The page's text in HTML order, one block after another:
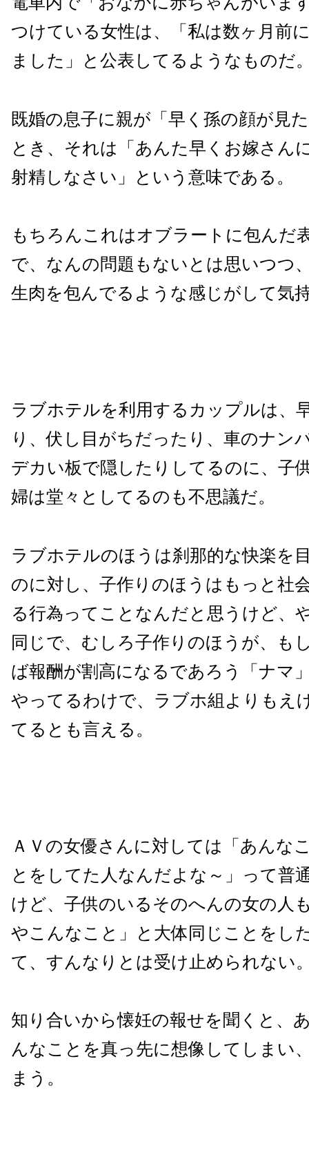
つけている女性は、「私は数ヶ月前
ました」と公表してるようなものだ
既婚の息子に親が「早く孫の顔が見
とき、それは「あんた早くお嫁さん
射精しなさい」という意味である。
もちろんこれはオブラートに包んだ
で、なんの問題もないとは思いつつ
生肉を包んでるような感じがして気
ラブホテルを利用するカップルは、
り、伏し目がちだったり、車のナン
デカい板で隠したりしてるのに、子
婦は堂々としてるのも不思議だ。
ラブホテルのほうは刹那的な快楽を
のに対し、子作りのほうはもっと社
る行為ってことなんだと思うけど、
同じで、むしろ子作りのほうが、も
ば報酬が割高になるであろう「ナマ
やってるわけで、ラブホ組よりもえ
てるとも言える。
ＡＶの女優さんに対しては「あんな
とをしてた人なんだよな～」って普
けど、子供のいるそのへんの女の人
やこんなこと」と大体同じことをし
て、すんなりとは受け止められない
知り合いから懐妊の報せを聞くと、
んなことを真っ先に想像してしまい
まう。